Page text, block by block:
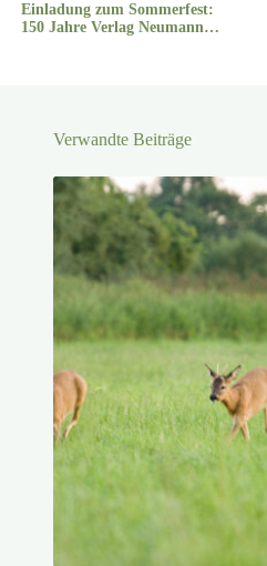
Einladung zum Sommerfest:
150 Jahre Verlag Neumann-
Verwandte Beiträge